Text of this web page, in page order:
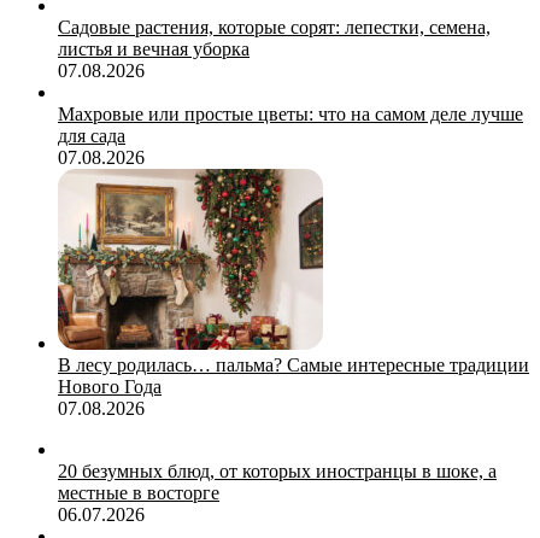
Садовые растения, которые сорят: лепестки, семена,
листья и вечная уборка
07.08.2026
Махровые или простые цветы: что на самом деле лучше
для сада
07.08.2026
В лесу родилась… пальма? Самые интересные традиции
Нового Года
07.08.2026
20 безумных блюд, от которых иностранцы в шоке, а
местные в восторге
06.07.2026